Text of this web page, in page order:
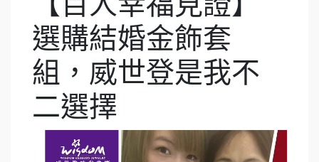
選購結婚金飾套
組，威世登是我不
二選擇